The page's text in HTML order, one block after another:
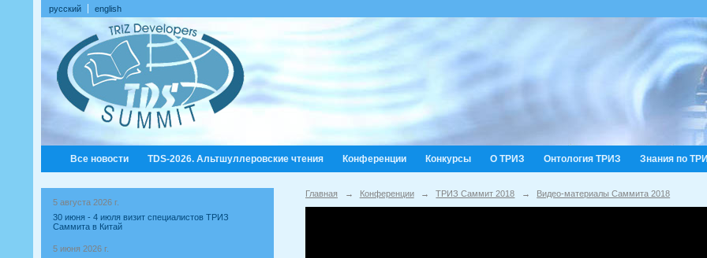
русский english
Все новости TDS-2026. Альтшуллеровские чтения Конференции Конкурсы О ТРИЗ Онтология ТРИЗ Знания по
5 августа 2026 г.
30 июня - 4 июля визит специалистов ТРИЗ
Саммита в Китай
5 июня 2026 г.
Главная → Конференции → ТРИЗ Саммит 2018 → Видео-материалы Саммита 2018